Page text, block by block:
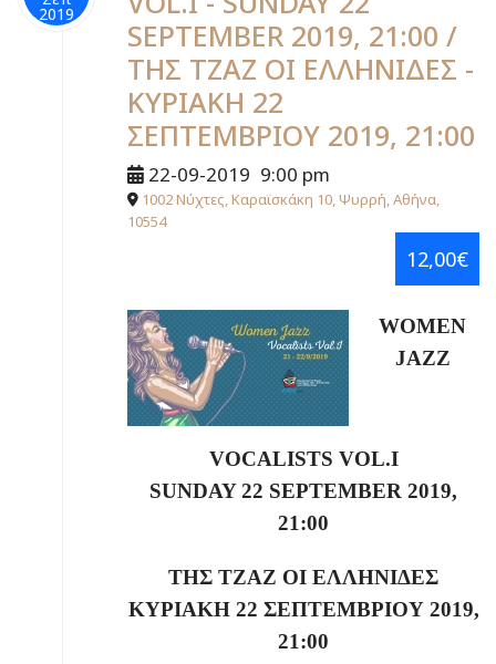
2019
SEPTEMBER 2019, 21:00 /
ΤΗΣ ΤΖΑΖ ΟΙ ΕΛΛΗΝΙΔΕΣ -
ΚΥΡΙΑΚΗ 22
ΣΕΠΤΕΜΒΡΙΟΥ 2019, 21:00
22-09-2019 9:00 pm
1002 Νύχτες, Καραϊσκάκη 10, Ψυρρή, Αθήνα,
10554
12,00€
WOMEN
JAZZ
VOCALISTS VOL.I
SUNDAY 22 SEPTEMBER 2019,
21:00
ΤΗΣ ΤΖΑΖ ΟΙ ΕΛΛΗΝΙΔΕΣ
ΚΥΡΙΑΚΗ 22 ΣΕΠΤΕΜΒΡΙΟΥ 2019,
21:00